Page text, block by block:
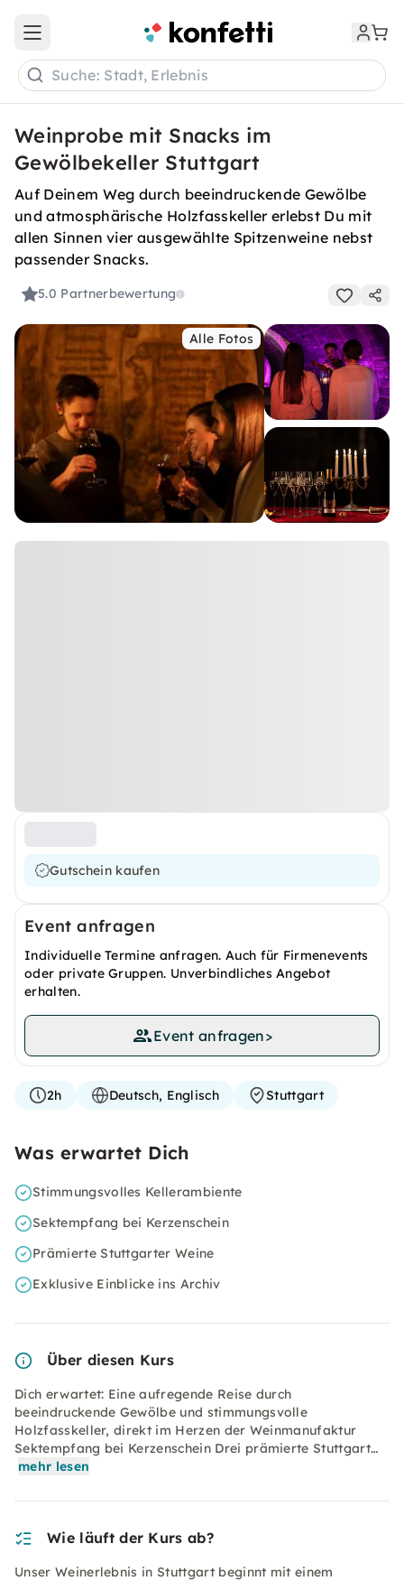
Open main menu
Suche: Stadt, Erlebnis
Weinprobe mit Snacks im
Gewölbekeller Stuttgart
Auf Deinem Weg durch beeindruckende Gewölbe
und atmosphärische Holzfasskeller erlebst Du mit
allen Sinnen vier ausgewählte Spitzenweine nebst
passender Snacks.
5.0 Partnerbewertung
Alle Fotos
Gutschein kaufen
Event anfragen
Individuelle Termine anfragen. Auch für Firmenevents
oder private Gruppen. Unverbindliches Angebot
erhalten.
Event anfragen>
2h Deutsch, Englisch Stuttgart
Was erwartet Dich
Stimmungsvolles Kellerambiente
Sektempfang bei Kerzenschein
Prämierte Stuttgarter Weine
Exklusive Einblicke ins Archiv
Über diesen Kurs
Dich erwartet: Eine aufregende Reise durch
beeindruckende Gewölbe und stimmungsvolle
Holzfasskeller, direkt im Herzen der Weinmanufaktur
Sektempfang bei Kerzenschein Drei prämierte Stuttgart…
mehr lesen
Wie läuft der Kurs ab?
Unser Weinerlebnis in Stuttgart beginnt mit einem